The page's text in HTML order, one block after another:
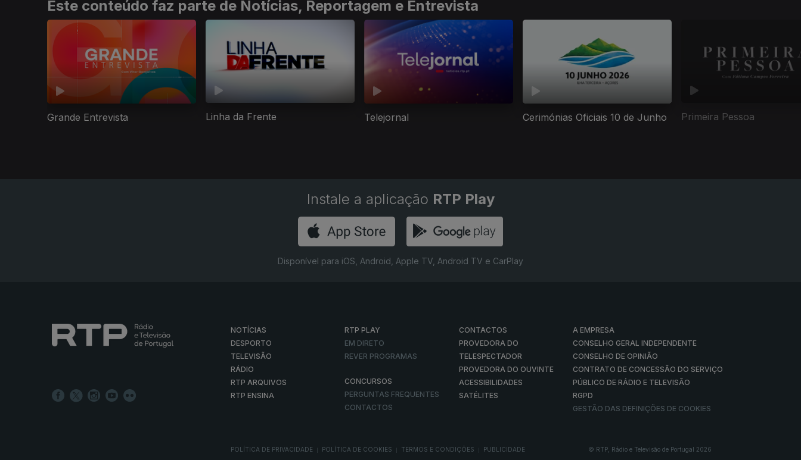
Este conteúdo faz parte de Notícias, Reportagem e Entrevista
Grande Entrevista Linha da Frente Telejornal Cerimónias Oficiais 10 de Junho Primeira Pessoa
Instale a aplicação RTP Play
Disponível para iOS, Android, Apple TV, Android TV e CarPlay
NOTÍCIAS
DESPORTO
TELEVISÃO
RÁDIO
RTP ARQUIVOS
RTP ENSINA
RTP PLAY
EM DIRETO
REVER PROGRAMAS
CONCURSOS
PERGUNTAS FREQUENTES
CONTACTOS
CONTACTOS
PROVEDORA DO
TELESPECTADOR
PROVEDORA DO OUVINTE
ACESSIBILIDADES
SATÉLITES
A EMPRESA
CONSELHO GERAL INDEPENDENTE
CONSELHO DE OPINIÃO
CONTRATO DE CONCESSÃO DO SERVIÇO
PÚBLICO DE RÁDIO E TELEVISÃO
RGPD
GESTÃO DAS DEFINIÇÕES DE COOKIES
POLÍTICA DE PRIVACIDADE POLÍTICA DE COOKIES TERMOS E CONDIÇÕES PUBLICIDADE © RTP, Rádio e Televisão de Portugal 2026